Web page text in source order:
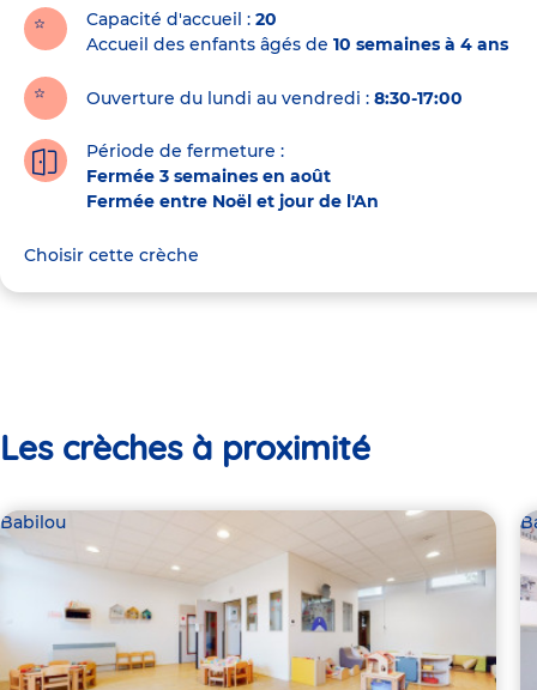
crècheCapacité d'accueil
20
Accueil des enfants âgés de 10 semaines à 4 ans
Ouverture du lundi au vendredi : 8:30-17:00
Période de fermeture :
Fermée 3 semaines en août
Fermée entre Noël et jour de l'An
Choisir cette crèche
Les crèches à proximité
Babilou